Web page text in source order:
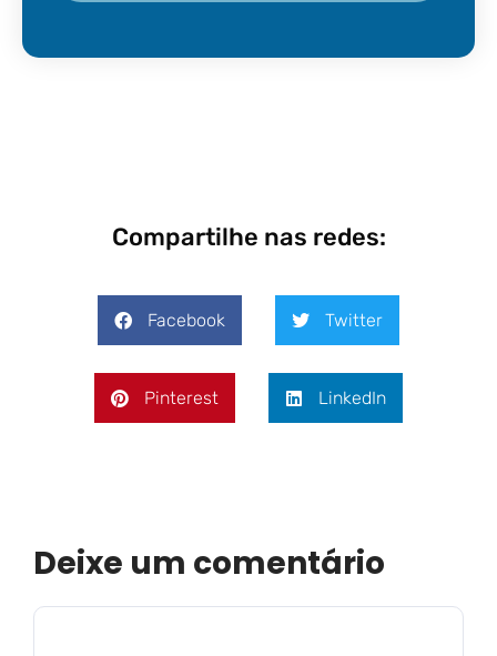
Compartilhe nas redes:
Facebook Twitter
Pinterest LinkedIn
Deixe um comentário